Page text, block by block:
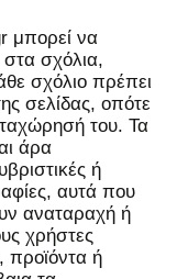
μπορεί να
στα σχόλια,
σχόλιο πρέπει
σελίδας, οπότε
του. Τα
άρα
ή
αυτά που
αναταραχή ή
χρήστες
προϊόντα ή